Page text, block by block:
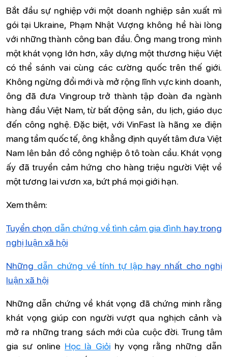
Bắt đầu sự nghiệp với một doanh nghiệp sản xuất mì
gói tại Ukraine, Phạm Nhật Vượng không hề hài lòng
với những thành công ban đầu. Ông mang trong mình
một khát vọng lớn hơn, xây dựng một thương hiệu Việt
có thể sánh vai cùng các cường quốc trên thế giới.
Không ngừng đổi mới và mở rộng lĩnh vực kinh doanh,
ông đã đưa Vingroup trở thành tập đoàn đa ngành
hàng đầu Việt Nam, từ bất động sản, du lịch, giáo dục
đến công nghệ. Đặc biệt, với VinFast là hãng xe điện
mang tầm quốc tế, ông khẳng định quyết tâm đưa Việt
Nam lên bản đồ công nghiệp ô tô toàn cầu. Khát vọng
ấy đã truyền cảm hứng cho hàng triệu người Việt về
một tương lai vươn xa, bứt phá mọi giới hạn.
Xem thêm:
Tuyển chọn dẫn chứng về tình cảm gia đình hay trong
nghị luận xã hội
Những dẫn chứng về tính tự lậphay nhất cho nghị
luận xã hội
Những dẫn chứng về khát vọng đã chứng minh rằng
khát vọng giúp con người vượt qua nghịch cảnh và
mở ra những trang sách mới của cuộc đời. Trung tâm
gia sư online Học là Giỏi hy vọng rằng những dẫn